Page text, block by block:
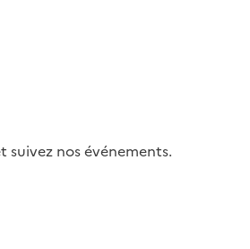
nos événements.